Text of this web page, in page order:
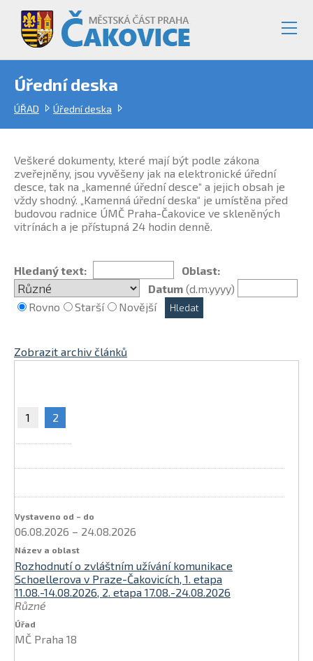
Úřední deska
ÚŘAD Úřední deska
Veškeré dokumenty, které mají být podle zákona
zveřejněny, jsou vyvěšeny jak na elektronické úřední
desce, tak na „kamenné úřední desce“ a jejich obsah je
vždy shodný. „Kamenná úřední deska“ je umístěna před
budovou radnice ÚMČ Praha-Čakovice ve skleněných
vitrínách a je přístupná 24 hodin denně.
Hledaný text:
Oblast:
Datum (d.m.yyyy)
Rovno
Starší Novější
Zobrazit archiv článků
1 2
06.08.2026 – 24.08.2026
Rozhodnutí o zvláštním užívání komunikace
Schoellerova v Praze-Čakovicích, 1. etapa
11.08.-14.08.2026, 2. etapa 17.08.-24.08.2026
Různé
MČ Praha 18